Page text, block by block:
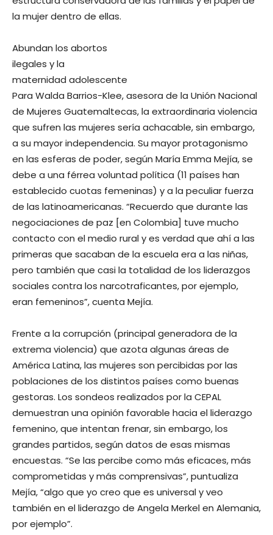
la mujer dentro de ellas.
Abundan los abortos
ilegales y la
maternidad adolescente
Para Walda Barrios-Klee, asesora de la Unión Nacional
de Mujeres Guatemaltecas, la extraordinaria violencia
que sufren las mujeres sería achacable, sin embargo,
a su mayor independencia. Su mayor protagonismo
en las esferas de poder, según María Emma Mejía, se
debe a una férrea voluntad política (11 países han
establecido cuotas femeninas) y a la peculiar fuerza
de las latinoamericanas. “Recuerdo que durante las
negociaciones de paz [en Colombia] tuve mucho
contacto con el medio rural y es verdad que ahí a las
primeras que sacaban de la escuela era a las niñas,
pero también que casi la totalidad de los liderazgos
sociales contra los narcotraficantes, por ejemplo,
eran femeninos”, cuenta Mejía.
Frente a la corrupción (principal generadora de la
extrema violencia) que azota algunas áreas de
América Latina, las mujeres son percibidas por las
poblaciones de los distintos países como buenas
gestoras. Los sondeos realizados por la CEPAL
demuestran una opinión favorable hacia el liderazgo
femenino, que intentan frenar, sin embargo, los
grandes partidos, según datos de esas mismas
encuestas. “Se las percibe como más eficaces, más
comprometidas y más comprensivas”, puntualiza
Mejía, “algo que yo creo que es universal y veo
también en el liderazgo de Angela Merkel en Alemania,
por ejemplo”.